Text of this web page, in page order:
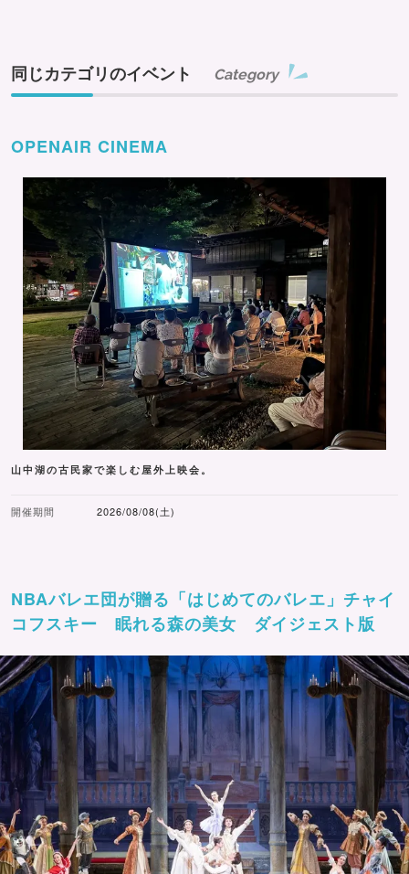
同じカテゴリのイベント Category
OPENAIR CINEMA
山中湖の古民家で楽しむ屋外上映会。
開催期間 2026/08/08(土)
NBAバレエ団が贈る「はじめてのバレエ」チャイ
コフスキー 眠れる森の美女 ダイジェスト版